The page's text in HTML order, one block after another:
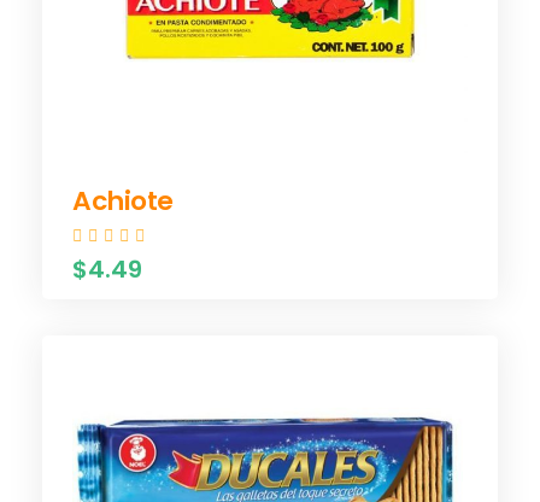
Achiote
$4.49